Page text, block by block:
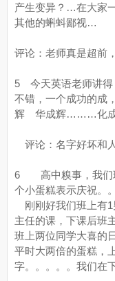
产生变异？…在大家
其他的蝌蚪鄙视…
评论：老师真是超前
5 今天英语老师讲得
不错，一个成功的成
辉 华成辉………化
评论：名字好坏和
6 高中糗事，我们
个小蛋糕表示庆祝。。
刚刚好我们班上有1
主任的课，下课后班
班上两位同学大喜的
平时大两倍的蛋糕，
字。。。。。我们在